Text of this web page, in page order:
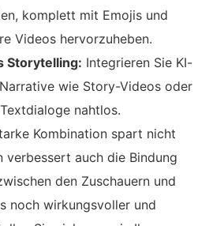
komplett mit Emojis und
Videos hervorzuheben.
Storytelling: Integrieren Sie KI-
wie Story-Videos oder
nahtlos.
Kombination spart nicht
verbessert auch die Bindung
den Zuschauern und
noch wirkungsvoller und